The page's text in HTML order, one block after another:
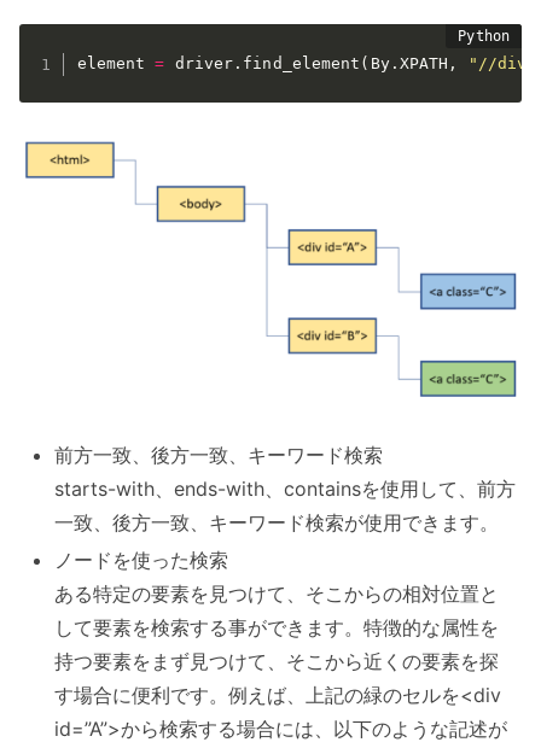
element = driver . find_element ( By. XPATH , "//
前方一致、後方一致、キーワード検索
starts-with、ends-with、containsを使用して、前方
一致、後方一致、キーワード検索が使用できます。
ノードを使った検索
ある特定の要素を見つけて、そこからの相対位置と
して要素を検索する事ができます。特徴的な属性を
持つ要素をまず見つけて、そこから近くの要素を探
す場合に便利です。例えば、上記の緑のセルを<div
id=”A”>から検索する場合には、以下のような記述が